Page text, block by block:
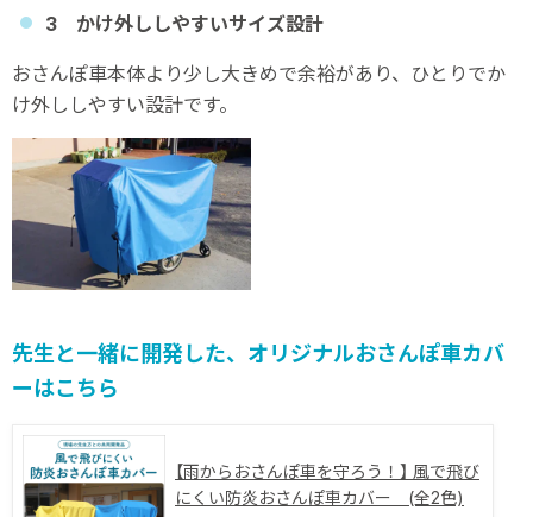
3 かけ外ししやすいサイズ設計
おさんぽ車本体より少し大きめで余裕があり、ひとりでか
け外ししやすい設計です。
先生と一緒に開発した、オリジナルおさんぽ車カバ
ーはこちら
【雨からおさんぽ車を守ろう！】 風で飛び
にくい防炎おさんぽ車カバー (全2色)